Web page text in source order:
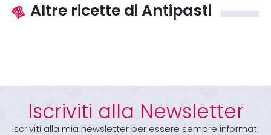
Altre ricette di Antipasti
Iscriviti alla Newsletter
Iscriviti alla mia newsletter per essere sempre informati